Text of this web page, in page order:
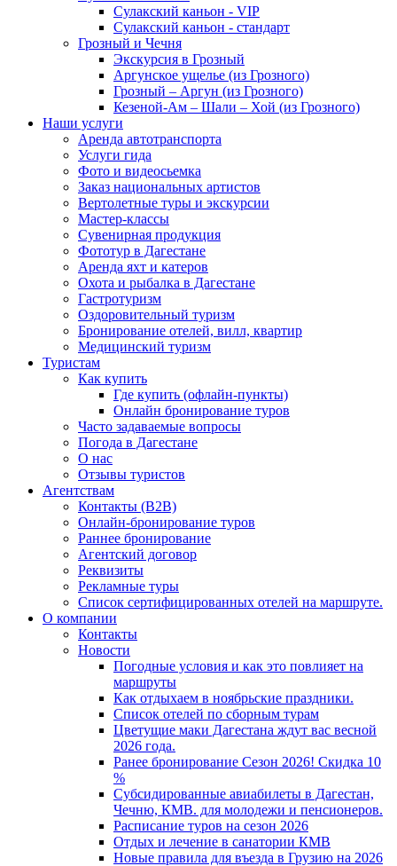
Сулакский каньон - VIP
Сулакский каньон - стандарт
Грозный и Чечня
Экскурсия в Грозный
Аргунское ущелье (из Грозного)
Грозный – Аргун (из Грозного)
Кезеной-Ам – Шали – Хой (из Грозного)
Наши услуги
Аренда автотранспорта
Услуги гида
Фото и видеосьемка
Заказ национальных артистов
Вертолетные туры и экскурсии
Мастер-классы
Сувенирная продукция
Фототур в Дагестане
Аренда яхт и катеров
Охота и рыбалка в Дагестане
Гастротуризм
Оздоровительный туризм
Бронирование отелей, вилл, квартир
Медицинский туризм
Туристам
Как купить
Где купить (офлайн-пункты)
Онлайн бронирование туров
Часто задаваемые вопросы
Погода в Дагестане
О нас
Отзывы туристов
Агентствам
Контакты (B2B)
Онлайн-бронирование туров
Раннее бронирование
Агентский договор
Реквизиты
Рекламные туры
Список сертифицированных отелей на маршруте.
О компании
Контакты
Новости
Погодные условия и как это повлияет на
маршруты
Как отдыхаем в ноябрьские праздники.
Список отелей по сборным турам
Цветущие маки Дагестана ждут вас весной
2026 года.
Ранее бронирование Сезон 2026! Скидка 10
%
Субсидированные авиабилеты в Дагестан,
Чечню, КМВ. для молодежи и пенсионеров.
Расписание туров на сезон 2026
Отдых и лечение в санатории КМВ
Новые правила для въезда в Грузию на 2026